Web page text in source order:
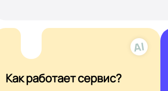
Как работает сервис?